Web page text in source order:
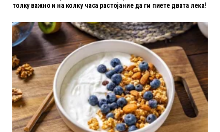
толку важно и на колку часа растојание да ги пиете двата лека!